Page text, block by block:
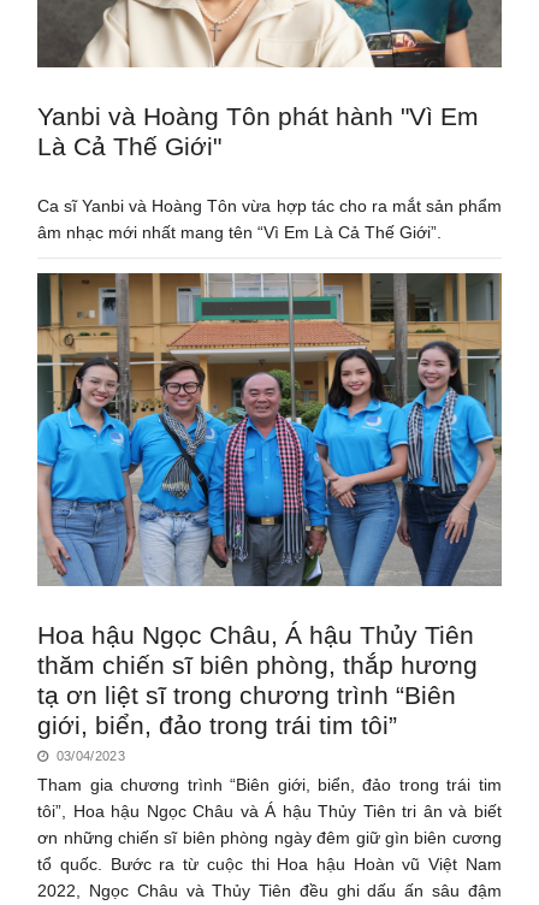
Yanbi và Hoàng Tôn phát hành "Vì Em
Là Cả Thế Giới"
Ca sĩ Yanbi và Hoàng Tôn vừa hợp tác cho ra mắt sản phẩm
âm nhạc mới nhất mang tên “Vì Em Là Cả Thế Giới”.
Hoa hậu Ngọc Châu, Á hậu Thủy Tiên
thăm chiến sĩ biên phòng, thắp hương
tạ ơn liệt sĩ trong chương trình “Biên
giới, biển, đảo trong trái tim tôi”
03/04/2023
Tham gia chương trình “Biên giới, biển, đảo trong trái tim
tôi”, Hoa hậu Ngọc Châu và Á hậu Thủy Tiên tri ân và biết
ơn những chiến sĩ biên phòng ngày đêm giữ gìn biên cương
tổ quốc. Bước ra từ cuộc thi Hoa hậu Hoàn vũ Việt Nam
2022, Ngọc Châu và Thủy Tiên đều ghi dấu ấn sâu đậm